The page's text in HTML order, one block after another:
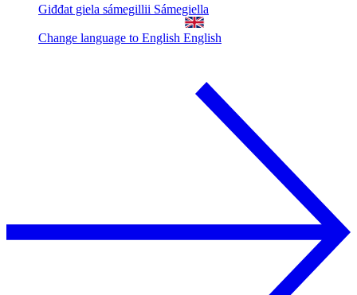
Giđđat giela sámegillii Sámegiella
Change language to English English